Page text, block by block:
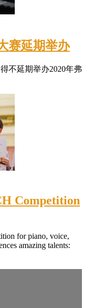
赛延期举办
不延期举办2020年弗
Competition
for piano, voice,
amazing talents: